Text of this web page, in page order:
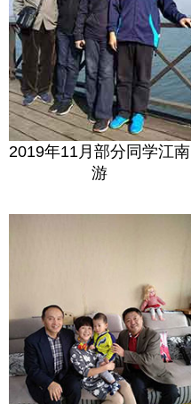
2019年11月部分同学江南
游